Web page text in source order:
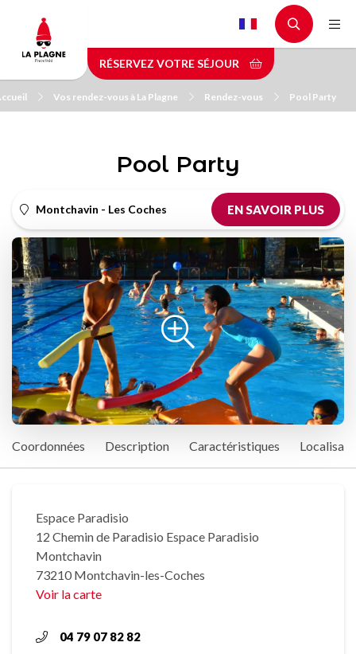
contenu
principal
RÉSERVEZ VOTRE SÉJOUR
Vos rendez-vous à La Plagne Rendez-vous Pool Party
Pool Party
Montchavin - Les Coches EN SAVOIR PLUS
Coordonnées Description Caractéristiques
Espace Paradisio
12 Chemin de Paradisio Espace Paradisio
Montchavin
73210 Montchavin-les-Coches
Voir la carte
04 79 07 82 82